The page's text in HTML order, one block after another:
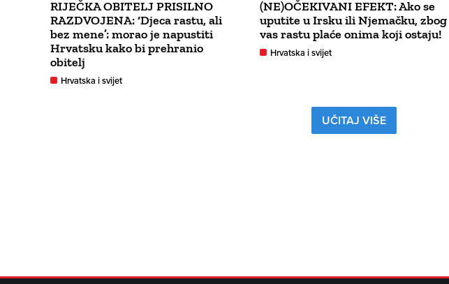
RIJEČKA OBITELJ PRISILNO
RAZDVOJENA: ‘Djeca rastu, ali
bez mene’: morao je napustiti
Hrvatsku kako bi prehranio
obitelj
Hrvatska i svijet
(NE)OČEKIVANI EFEKT: Ako se
uputite u Irsku ili Njemačku, zbog
vas rastu plaće onima koji ostaju!
Hrvatska i svijet
UČITAJ VIŠE